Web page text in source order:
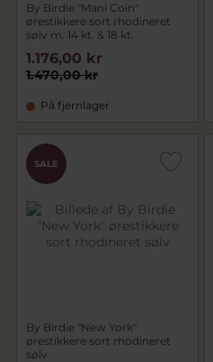
By Birdie "Mani Coin"
ørestikkere sort rhodineret
sølv m. 14 kt. & 18 kt.
1.470,00 kr
1.176,00 kr
På fjernlager
SALE
By Birdie "New York"
ørestikkere sort rhodineret
sølv